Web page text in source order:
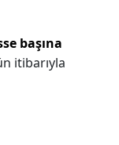
başına
itibarıyla